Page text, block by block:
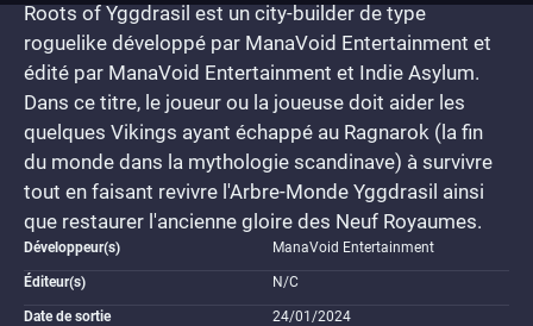
Roots of Yggdrasil est un city-builder de type
roguelike développé par ManaVoid Entertainment et
édité par ManaVoid Entertainment et Indie Asylum.
Dans ce titre, le joueur ou la joueuse doit aider les
quelques Vikings ayant échappé au Ragnarok (la fin
du monde dans la mythologie scandinave) à survivre
tout en faisant revivre l'Arbre-Monde Yggdrasil ainsi
que restaurer l'ancienne gloire des Neuf Royaumes.
Développeur(s) ManaVoid Entertainment
Éditeur(s) N/C
Date de sortie 24/01/2024